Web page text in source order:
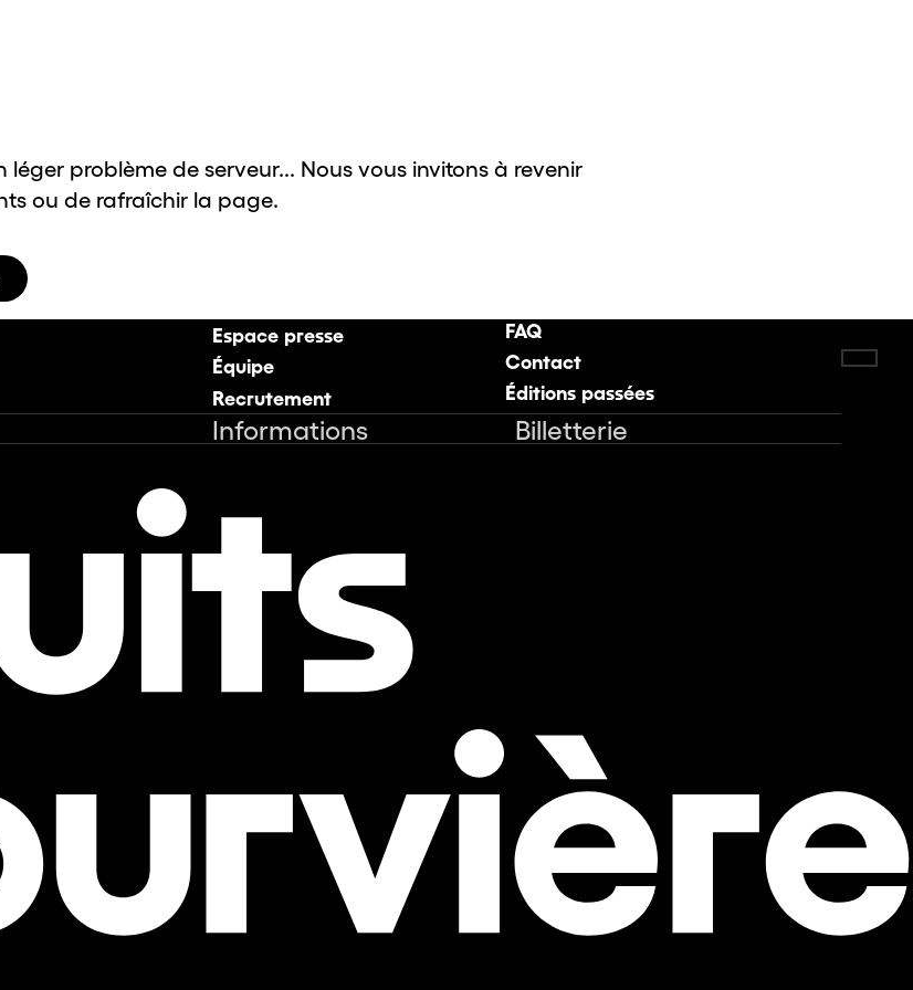
léger problème de serveur... Nous vous invitons à revenir
ou de rafraîchir la page.
Espace presse
Équipe
Recrutement
FAQ
Contact
Éditions passées
Informations Billetterie